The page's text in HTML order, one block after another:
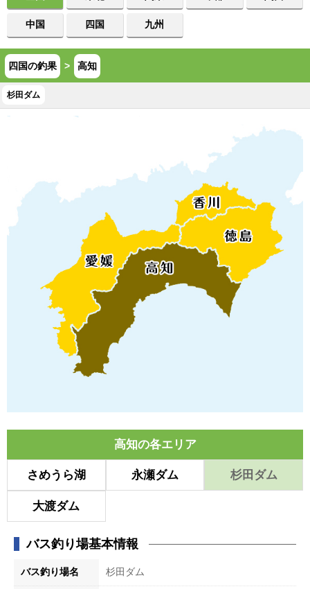
中国 四国 九州
四国の釣果 > 高知
杉田ダム
高知の各エリア
さめうら湖 永瀬ダム 杉田ダム
大渡ダム
バス釣り場基本情報
バス釣り場名 杉田ダム